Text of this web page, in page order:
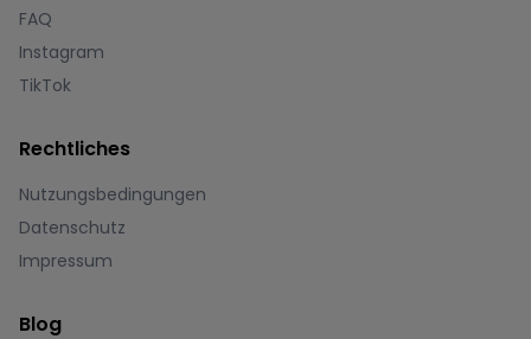
FAQ
Instagram
TikTok
Rechtliches
Nutzungsbedingungen
Datenschutz
Impressum
Blog